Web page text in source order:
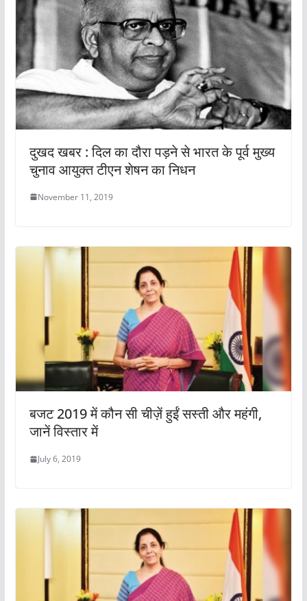
दुखद खबर : दिल का दौरा पड़ने से भारत के पूर्व मुख्य
चुनाव आयुक्त टीएन शेषन का निधन
November 11, 2019
बजट 2019 में कौन सी चीज़ें हुईं सस्ती और महंगी,
जानें विस्तार में
July 6, 2019